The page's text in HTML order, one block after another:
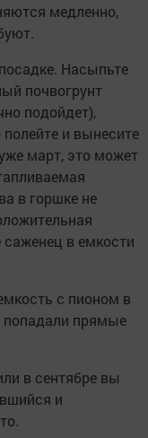
медленно,
Насыпьте
почвогрунт
подойдет),
и вынесите
март, это может
в горшке не
саженец в емкости
с пионом в
попадали прямые
в сентябре вы
и